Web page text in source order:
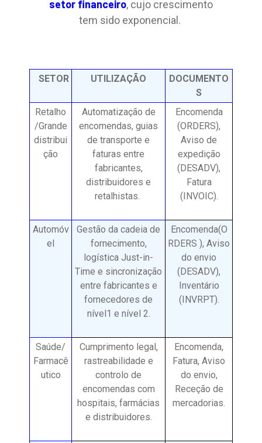
setor financeiro, cujo crescimento
tem sido exponencial.
SETOR UTILIZAÇÃO
DOCUMENTO
S
Retalho
/Grande
distribui
ção
Automatização de
encomendas, guias
de transporte e
faturas entre
fabricantes,
distribuidores e
retalhistas.
Encomenda
(ORDERS),
Aviso de
expedição
(DESADV),
Fatura
(INVOIC).
Automóv
el
Gestão da cadeia de
fornecimento,
logística Just-in-
Time e sincronização
entre fabricantes e
fornecedores de
nível1 e nível 2.
Encomenda(O
RDERS ), Aviso
do envio
(DESADV),
Inventário
(INVRPT).
Saúde/
Farmacê
utico
Cumprimento legal,
rastreabilidade e
controlo de
encomendas com
hospitais, farmácias
e distribuidores.
Encomenda,
Fatura, Aviso
do envio,
Receção de
mercadorias.